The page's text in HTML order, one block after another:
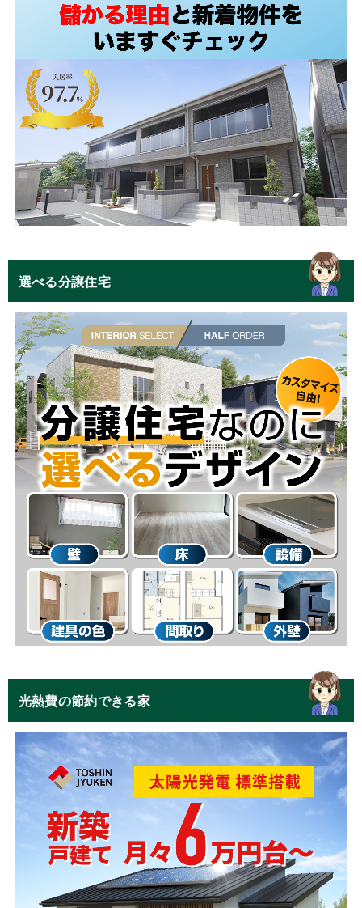
選べる分譲住宅
光熱費の節約できる家